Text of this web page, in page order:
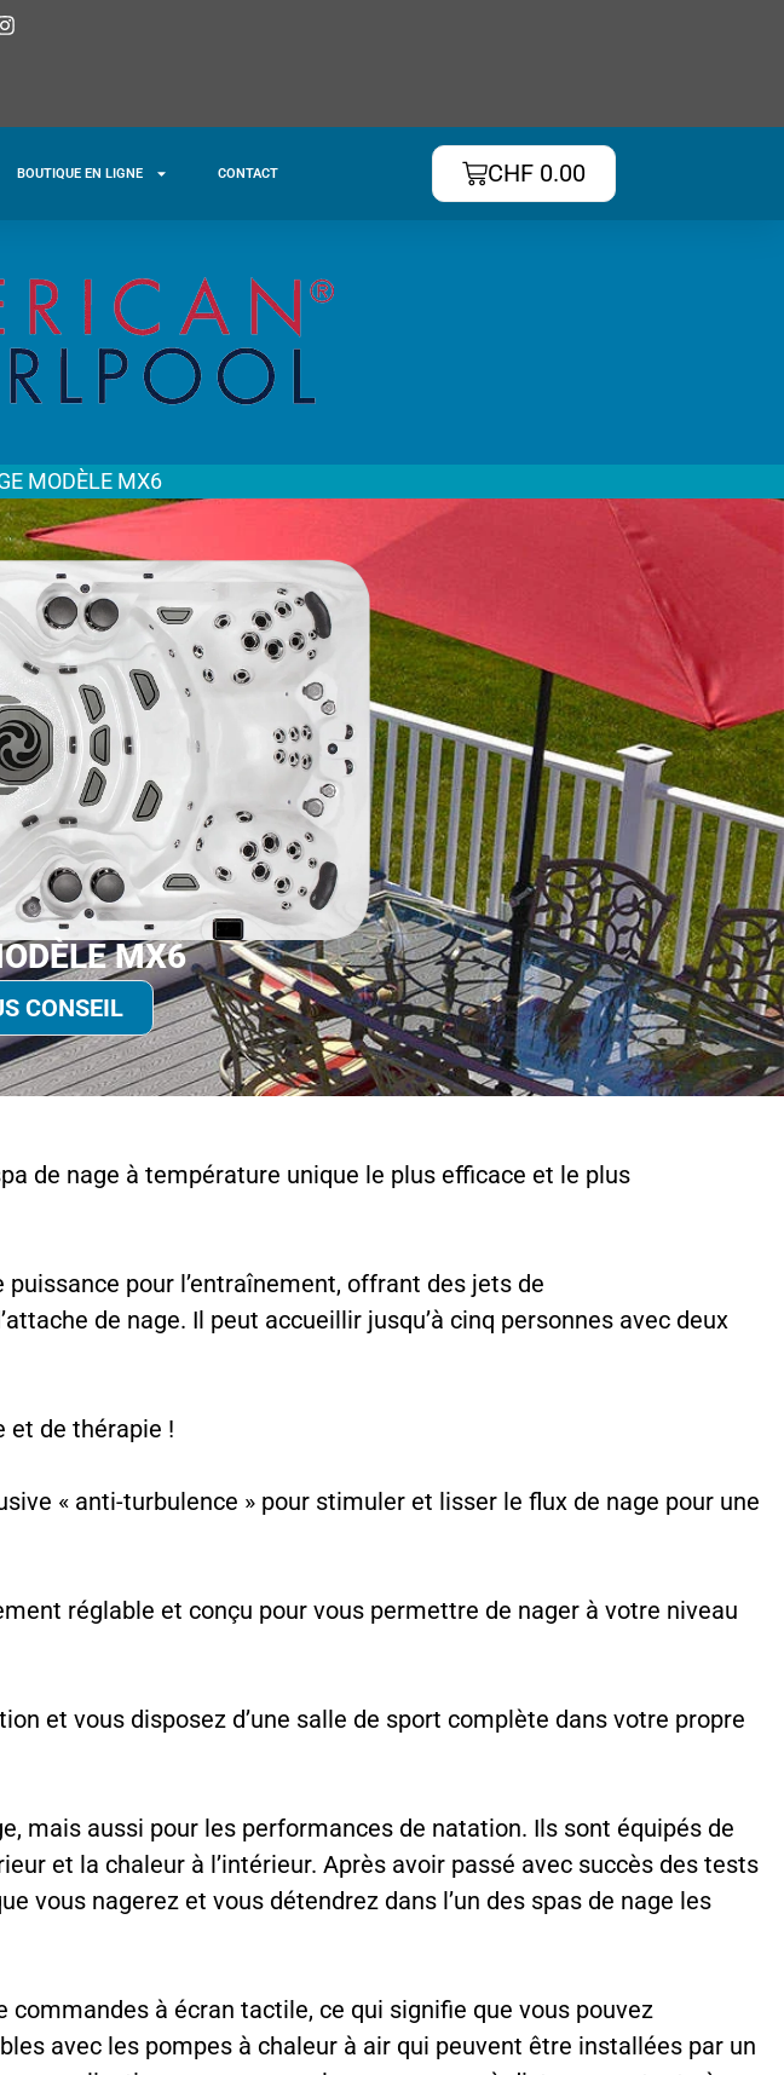
BOUTIQUE EN LIGNE CONTACT CHF0.00
MODÈLE MX6
MX6
CONSEIL
de nage à température unique le plus efficace et le plus
pour l’entraînement, offrant des jets de
de nage. Il peut accueillir jusqu’à cinq personnes avec deux
et de thérapie !
« anti-turbulence » pour stimuler et lisser le flux de nage pour une
réglable et conçu pour vous permettre de nager à votre niveau
et vous disposez d’une salle de sport complète dans votre propre
mais aussi pour les performances de natation. Ils sont équipés de
et la chaleur à l’intérieur. Après avoir passé avec succès des tests
vous nagerez et vous détendrez dans l’un des spas de nage les
à écran tactile, ce qui signifie que vous pouvez
avec les pompes à chaleur à air qui peuvent être installées par un